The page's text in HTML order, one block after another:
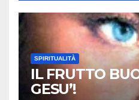
SPIRITUALITÀ
IL FRUTTO
GESU’!